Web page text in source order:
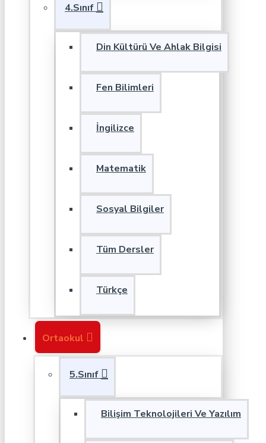
4.Sınıf
Din Kültürü Ve Ahlak Bilgisi
Fen Bilimleri
İngilizce
Matematik
Sosyal Bilgiler
Tüm Dersler
Türkçe
Ortaokul
5.Sınıf
Bilişim Teknolojileri Ve Yazılım